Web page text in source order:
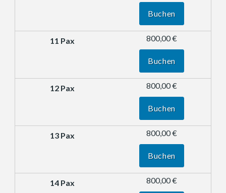
Buchen
800,00 €
Buchen
800,00 €
Buchen
800,00 €
Buchen
800,00 €